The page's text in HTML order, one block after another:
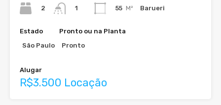
2
1
55 M²
Barueri
Estado
São Paulo
Pronto ou na Planta
Pronto
Alugar
R$3.500 Locação